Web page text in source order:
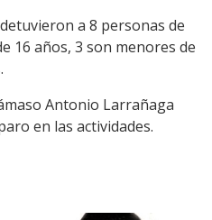
a 8 personas de
16 años, 3 son menores de
Antonio Larrañaga
en las actividades.